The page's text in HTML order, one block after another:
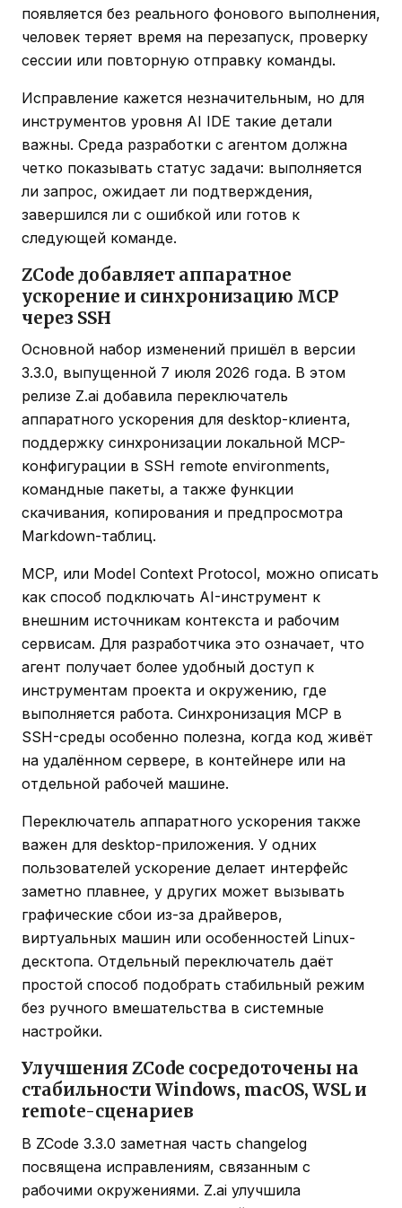
появляется без реального фонового выполнения,
человек теряет время на перезапуск, проверку
сессии или повторную отправку команды.
Исправление кажется незначительным, но для
инструментов уровня AI IDE такие детали
важны. Среда разработки с агентом должна
четко показывать статус задачи: выполняется
ли запрос, ожидает ли подтверждения,
завершился ли с ошибкой или готов к
следующей команде.
ZCode добавляет аппаратное
ускорение и синхронизацию MCP
через SSH
Основной набор изменений пришёл в версии
3.3.0, выпущенной 7 июля 2026 года. В этом
релизе Z.ai добавила переключатель
аппаратного ускорения для desktop-клиента,
поддержку синхронизации локальной MCP-
конфигурации в SSH remote environments,
командные пакеты, а также функции
скачивания, копирования и предпросмотра
Markdown-таблиц.
MCP, или Model Context Protocol, можно описать
как способ подключать AI-инструмент к
внешним источникам контекста и рабочим
сервисам. Для разработчика это означает, что
агент получает более удобный доступ к
инструментам проекта и окружению, где
выполняется работа. Синхронизация MCP в
SSH-среды особенно полезна, когда код живёт
на удалённом сервере, в контейнере или на
отдельной рабочей машине.
Переключатель аппаратного ускорения также
важен для desktop-приложения. У одних
пользователей ускорение делает интерфейс
заметно плавнее, у других может вызывать
графические сбои из-за драйверов,
виртуальных машин или особенностей Linux-
десктопа. Отдельный переключатель даёт
простой способ подобрать стабильный режим
без ручного вмешательства в системные
настройки.
Улучшения ZCode сосредоточены на
стабильности Windows, macOS, WSL и
remote-сценариев
В ZCode 3.3.0 заметная часть changelog
посвящена исправлениям, связанным с
рабочими окружениями. Z.ai улучшила